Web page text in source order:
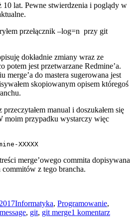
lat. Pewne stwierdzenia i poglądy w
przełącznik –log=n przy git
dokładnie zmiany wraz ze
potem jest przetwarzane Redmine’a.
do mastera sugerowana jest
skopiowanym opisem któregoś
manual i doszukałem się
moim przypadku wystarczy więc
XXXXX
merge’owego commita dopisywana
z tego brancha.
Informatyka, Programowanie,
, git, git merge1 komentarzdo